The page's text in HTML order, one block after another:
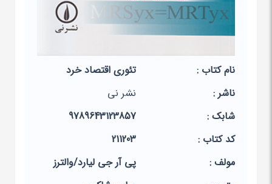
نام کتاب :
تئوری اقتصاد خرد
ناشر :
نشر نی
شابک :
9789643123857
کد کتاب :
211203
مولف :
پی آر جی لیارد/والترز